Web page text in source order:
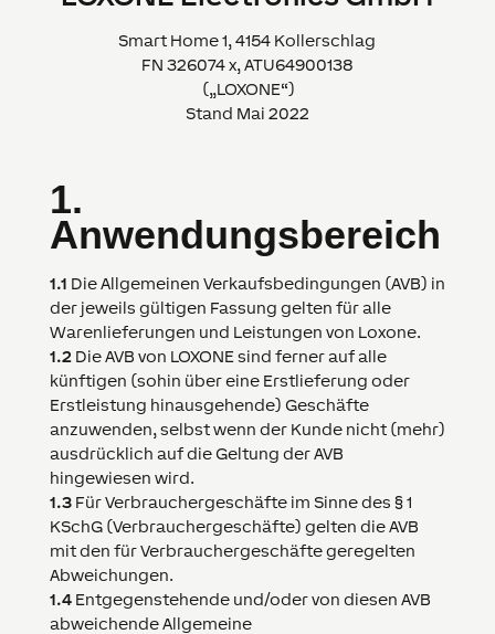
Smart Home 1, 4154 Kollerschlag
FN 326074 x, ATU64900138
(„LOXONE“)
Stand Mai 2022
1.
Anwendungsbereich
1.1 Die Allgemeinen Verkaufsbedingungen (AVB) in
der jeweils gültigen Fassung gelten für alle
Warenlieferungen und Leistungen von Loxone.
1.2Die AVB von LOXONE sind ferner auf alle
künftigen (sohin über eine Erstlieferung oder
Erstleistung hinausgehende) Geschäfte
anzuwenden, selbst wenn der Kunde nicht (mehr)
ausdrücklich auf die Geltung der AVB
hingewiesen wird.
1.3Für Verbrauchergeschäfte im Sinne des § 1
KSchG (Verbrauchergeschäfte) gelten die AVB
mit den für Verbrauchergeschäfte geregelten
Abweichungen.
1.4Entgegenstehende und/oder von diesen AVB
abweichende Allgemeine